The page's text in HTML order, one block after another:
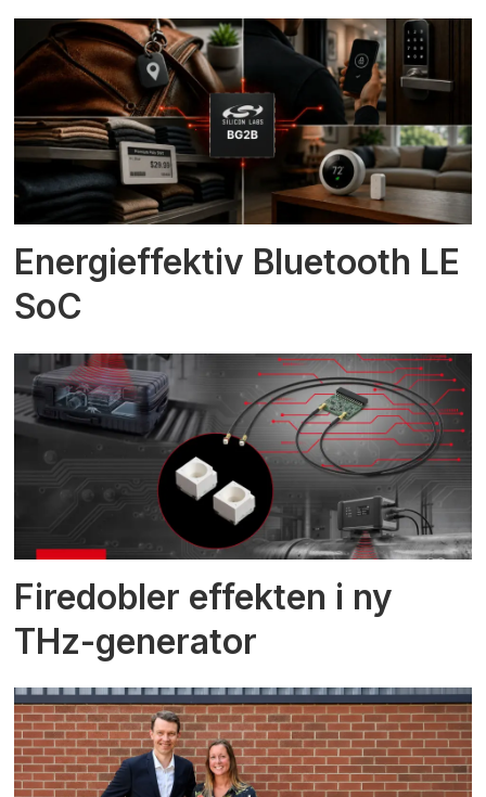
Energieffektiv Bluetooth LE
SoC
Firedobler effekten i ny
THz-generator